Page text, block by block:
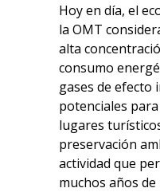
Hoy en día, el
la OMT
alta
consumo
gases de efecto
potenciales
lugares
preservación
actividad que
muchos años